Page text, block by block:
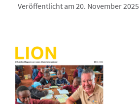
Veröffentlicht am 20. November 2025